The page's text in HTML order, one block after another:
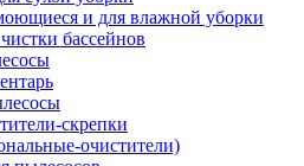
и для влажной уборки
бассейнов
скрепки
очистители)